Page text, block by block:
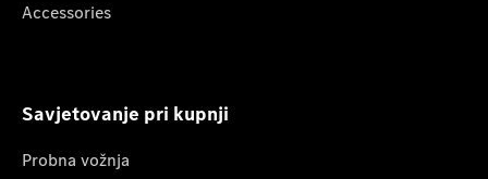
Accessories
Savjetovanje pri kupnji
Probna vožnja